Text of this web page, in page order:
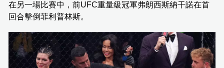
在另一場比賽中，前UFC重量級冠軍弗朗西斯納干諾在首
回合擊倒菲利普林斯。